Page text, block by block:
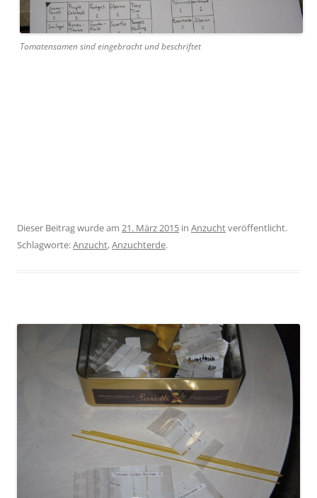
Tomatensamen sind eingebracht und beschriftet
Dieser Beitrag wurde am 21. März 2015 in Anzuchtveröffentlicht.
Schlagworte:Anzucht,Anzuchterde.